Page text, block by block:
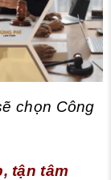
chọn Công
tận tâm